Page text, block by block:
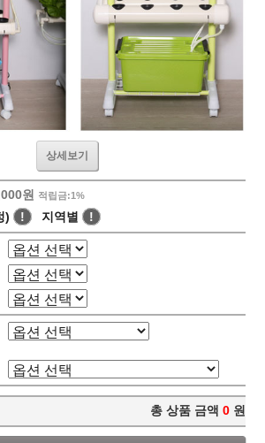
상세보기
원 적립금:1%
) ! 지역별 !
총 상품 금액 0 원